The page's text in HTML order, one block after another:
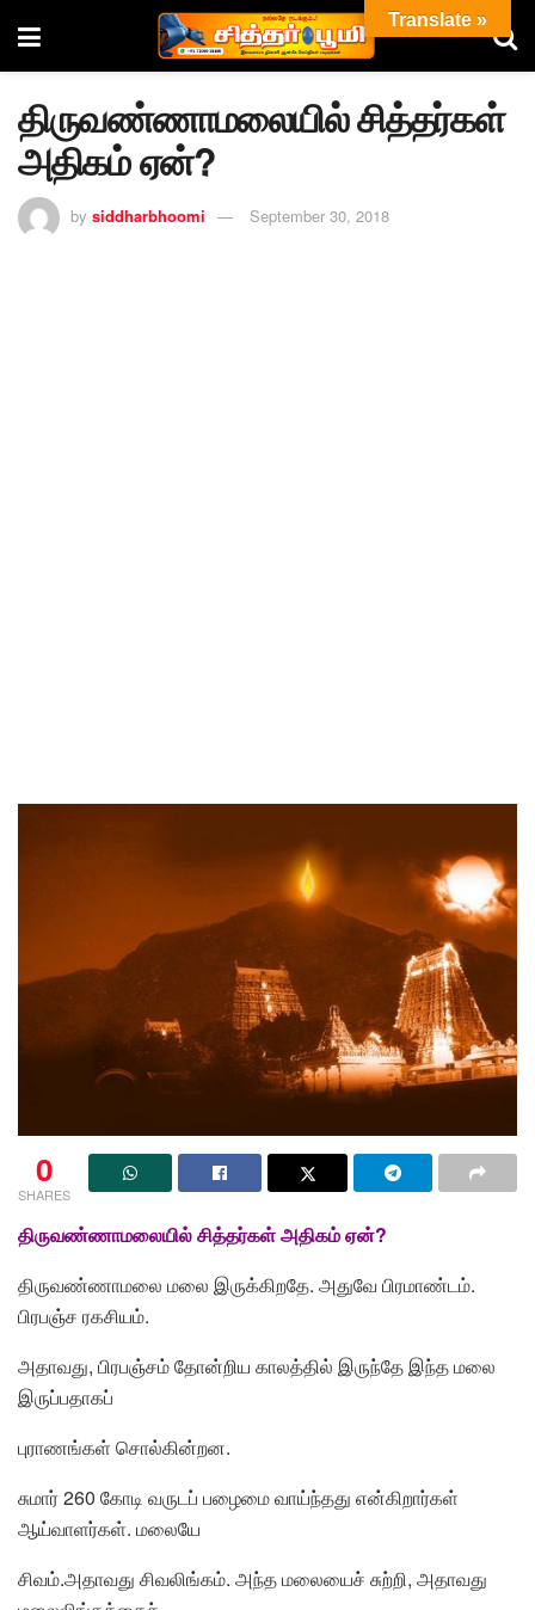
திருவண்ணாமலையில் சித்தர்கள்
அதிகம் ஏன்?
by siddharbhoomi September 30, 2018
0
SHARES
திருவண்ணாமலையில் சித்தர்கள் அதிகம் ஏன்?
திருவண்ணாமலை மலை இருக்கிறதே. அதுவே பிரமாண்டம்.
பிரபஞ்ச ரகசியம்.
அதாவது, பிரபஞ்சம் தோன்றிய காலத்தில் இருந்தே இந்த மலை
இருப்பதாகப்
புராணங்கள் சொல்கின்றன.
சுமார் 260 கோடி வருடப் பழைமை வாய்ந்தது என்கிறார்கள்
ஆய்வாளர்கள். மலையே
சிவம்.அதாவது சிவலிங்கம். அந்த மலையைச் சுற்றி, அதாவது
Translate »